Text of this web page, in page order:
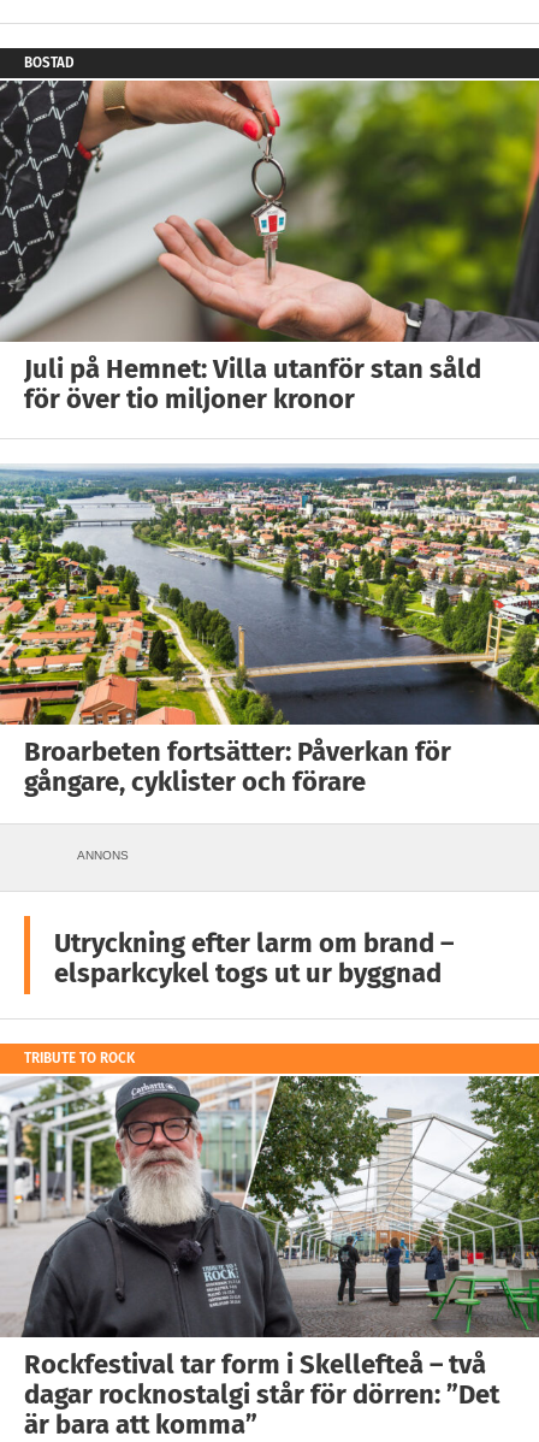
BOSTAD
Juli på Hemnet: Villa utanför stan såld
för över tio miljoner kronor
Broarbeten fortsätter: Påverkan för
gångare, cyklister och förare
ANNONS
Utryckning efter larm om brand –
elsparkcykel togs ut ur byggnad
TRIBUTE TO ROCK
Rockfestival tar form i Skellefteå – två
dagar rocknostalgi står för dörren: ”Det
är bara att komma”